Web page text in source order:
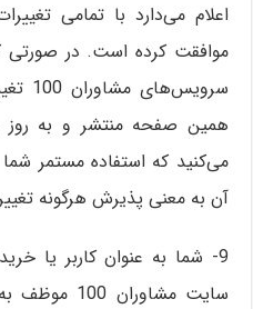
اعلام می‌دارد با تمامی
موافقت کرده است. در صورتی
همین صفحه منتشر و به
می‏‌کنید که استفاده مستمر
آن به معنی پذیرش هرگونه
9- شما به عنوان کاربر یا
سایت